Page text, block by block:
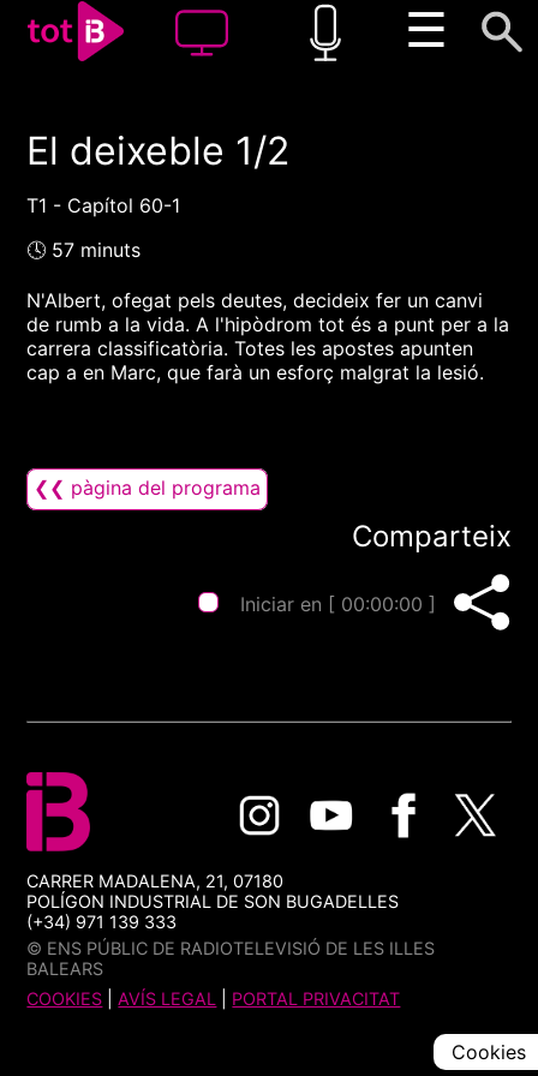
☰
00:00 00:00
1x
El deixeble 1/2
T1 - Capítol 60-1
🕓 57 minuts
N'Albert, ofegat pels deutes, decideix fer un canvi
de rumb a la vida. A l'hipòdrom tot és a punt per a la
carrera classificatòria. Totes les apostes apunten
cap a en Marc, que farà un esforç malgrat la lesió.
❮❮ pàgina del programa
Comparteix
Iniciar en [ 00:00:00 ]
CARRER MADALENA, 21, 07180
POLÍGON INDUSTRIAL DE SON BUGADELLES
(+34) 971 139 333
© ENS PÚBLIC DE RADIOTELEVISIÓ DE LES ILLES
BALEARS
COOKIES |AVÍS LEGAL PORTAL PRIVACITAT
Cookies